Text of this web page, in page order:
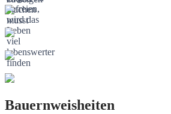
Bauernweisheiten